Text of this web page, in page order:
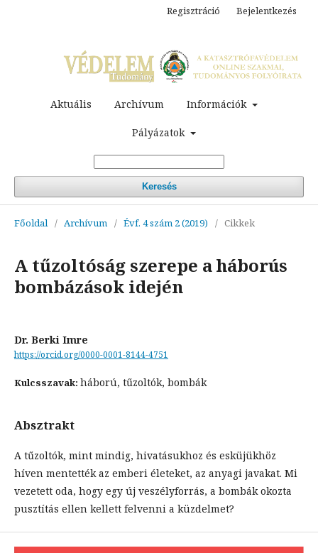
Aktuális Archívum Információk
Pályázatok
Keresés
Regisztráció Bejelentkezés
Főoldal / Archívum / Évf. 4 szám 2 (2019) / Cikkek
A tűzoltóság szerepe a háborús
bombázások idején
Dr. Berki Imre
https://orcid.org/0000-0001-8144-4751
Kulcsszavak: háború, tűzoltók, bombák
Absztrakt
A tűzoltók, mint mindig, hivatásukhoz és esküjükhöz
híven mentették az emberi életeket, az anyagi javakat. Mi
vezetett oda, hogy egy új veszélyforrás, a bombák okozta
pusztítás ellen kellett felvenni a küzdelmet?